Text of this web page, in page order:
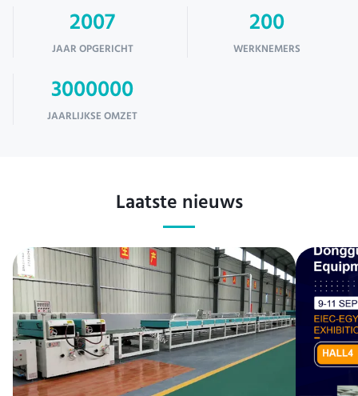
2007
JAAR OPGERICHT
200
WERKNEMERS
3000000
JAARLIJKSE OMZET
Laatste nieuws